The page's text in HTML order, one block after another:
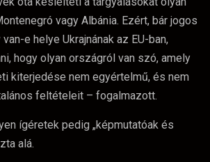
vagy Albánia. Ezért, bár jogos
e helye Ukrajnának az EU-ban,
hogy olyan országról van szó, amely
kiterjedése nem egyértelmű, és nem
feltételeit – fogalmazott.
ígéretek pedig „képmutatóak és
alá.